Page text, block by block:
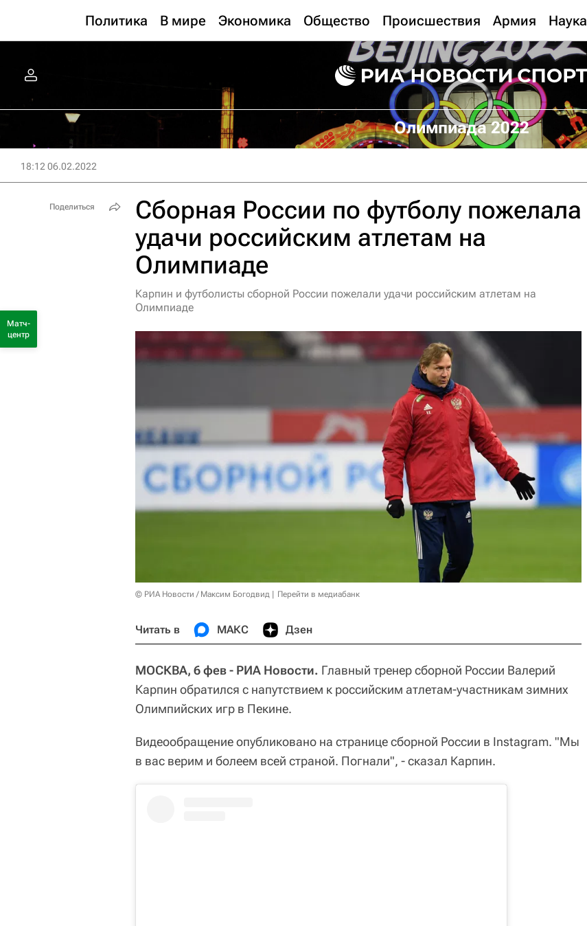
Политика В мире Экономика Общество Происшествия Армия Наука
Олимпиада 2022
18:12 06.02.2022
Сборная России по футболу пожелала
удачи российским атлетам на
Олимпиаде
Карпин и футболисты сборной России пожелали удачи российским атлетам на
Олимпиаде
© РИА Новости / Максим Богодвид Перейти в медиабанк
Читать в МАКС Дзен
МОСКВА, 6 фев - РИА Новости. Главный тренер сборной России Валерий
Карпин обратился с напутствием к российским атлетам-участникам зимних
Олимпийских игр в Пекине.
Видеообращение опубликовано на странице сборной России в Instagram. "Мы
в вас верим и болеем всей страной. Погнали", - сказал Карпин.
Поделиться
Матч-
центр